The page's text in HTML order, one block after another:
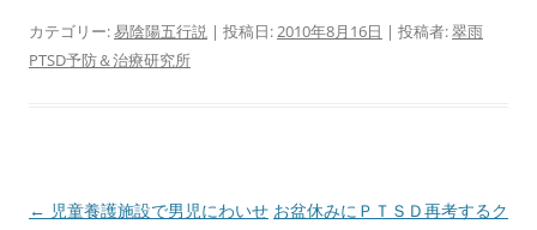
カテゴリー:易陰陽五行説 | 投稿日:2010年8月16日 | 投稿者:翠雨
PTSD予防＆治療研究所
投
← 児童養護施設で男児にわいせ お盆休みにＰＴＳＤ再考するク